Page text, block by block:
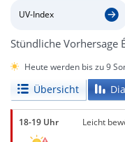
UV-Index
Stündliche Vorhersage
Heute werden bis zu 9
Übersicht
18-19 Uhr Leicht